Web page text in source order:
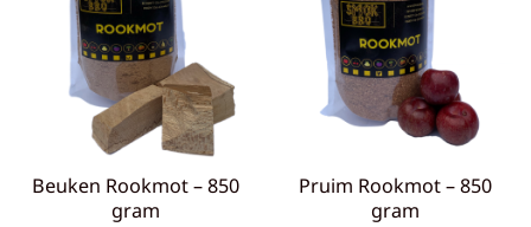
verlanglijst
Beuken Rookmot – 850
gram
verlanglijst
Pruim Rookmot – 850
gram